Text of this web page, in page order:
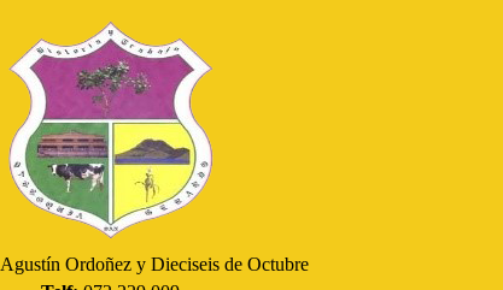
Agustín Ordoñez y Dieciseis de Octubre